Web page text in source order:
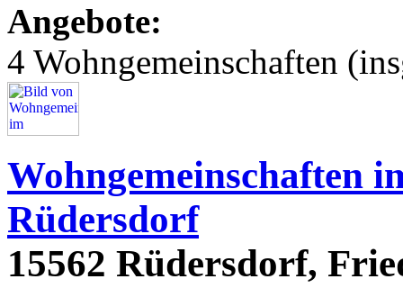
Angebote:
4 Wohngemeinschaften
Wohngemeinschaften
Rüdersdorf
15562 Rüdersdorf,